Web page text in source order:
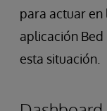
para actuar en
aplicación
esta situación.